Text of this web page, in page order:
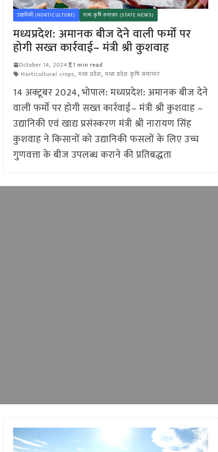
उद्यानिकी (HORTICULTURE) राज्य कृषि समाचार (STATE NEWS)
मध्यप्रदेश: अमानक बीज देने वाली फर्मों पर
होगी सख्त कार्रवाई– मंत्री श्री कुशवाह
October 14, 2024
1 min read
Horticultural crops, मध्य प्रदेश, मध्य प्रदेश कृषि समाचार
14 अक्टूबर 2024, भोपाल: मध्यप्रदेश: अमानक बीज देने
वाली फर्मों पर होगी सख्त कार्रवाई– मंत्री श्री कुशवाह –
उद्यानिकी एवं खाद्य प्रसंस्करण मंत्री श्री नारायण सिंह
कुशवाह ने किसानों को उद्यानिकी फसलों के लिए उच्च
गुणवत्ता के बीज उपलब्ध कराने की प्रतिबद्धता